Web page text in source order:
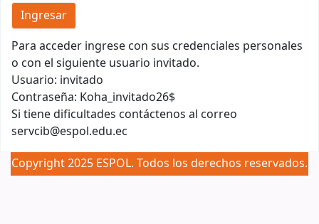
Para acceder ingrese con sus credenciales personales
o con el siguiente usuario invitado.
Usuario: invitado
Contraseña: Koha_invitado26$
Si tiene dificultades contáctenos al correo
servcib@espol.edu.ec
Copyright 2025 ESPOL. Todos los derechos reservados.